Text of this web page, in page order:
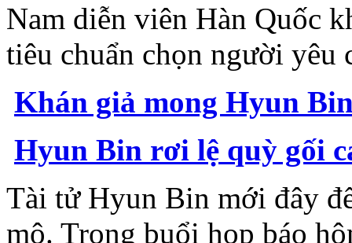
Nam diễn viên Hàn Quốc
tiêu chuẩn chọn người yêu
Khán giả mong Hyun
Hyun Bin rơi lệ quỳ gối
Tài tử Hyun Bin mới đây
mộ. Trong buổi họp báo